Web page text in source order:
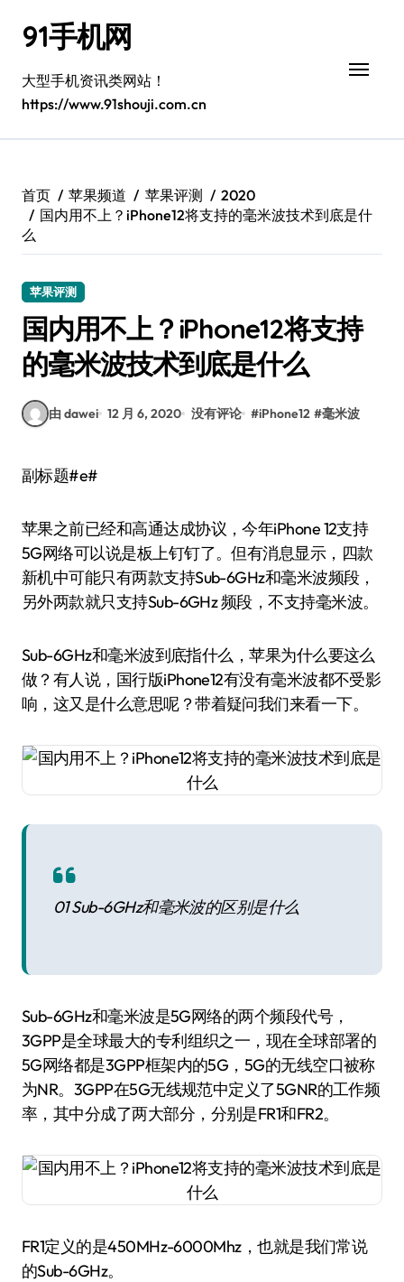
91手机网
大型手机资讯类网站！
https://www.91shouji.com.cn
首页 苹果频道 苹果评测
2020
国内用不上？iPhone12将支持的毫米波技术到底是什
么
苹果评测
国内用不上？iPhone12将支持
的毫米波技术到底是什么
由 dawei 12 月 6, 2020 没有评论 #iPhone12 #毫米波
副标题#e#
苹果之前已经和高通达成协议，今年iPhone 12支持
5G网络可以说是板上钉钉了。但有消息显示，四款
新机中可能只有两款支持Sub-6GHz和毫米波频段，
另外两款就只支持Sub-6GHz 频段，不支持毫米波。
Sub-6GHz和毫米波到底指什么，苹果为什么要这么
做？有人说，国行版iPhone12有没有毫米波都不受影
响，这又是什么意思呢？带着疑问我们来看一下。
01 Sub-6GHz和毫米波的区别是什么
Sub-6GHz和毫米波是5G网络的两个频段代号，
3GPP是全球最大的专利组织之一，现在全球部署的
5G网络都是3GPP框架内的5G，5G的无线空口被称
为NR。3GPP在5G无线规范中定义了5GNR的工作频
率，其中分成了两大部分，分别是FR1和FR2。
FR1定义的是450MHz-6000Mhz，也就是我们常说
的Sub-6GHz。